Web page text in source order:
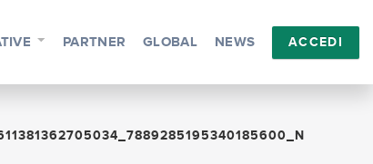
PARTNER GLOBAL NEWS ACCEDI